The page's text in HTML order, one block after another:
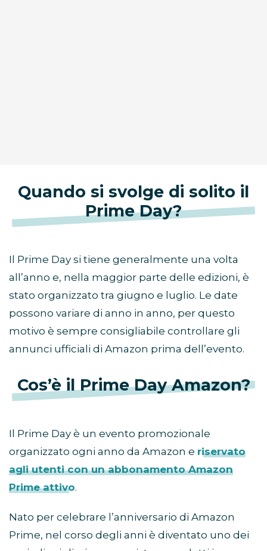
Quando si svolge di solito il
Prime Day?
Il Prime Day si tiene generalmente una volta
all’anno e, nella maggior parte delle edizioni, è
stato organizzato tra giugno e luglio. Le date
possono variare di anno in anno, per questo
motivo è sempre consigliabile controllare gli
annunci ufficiali di Amazon prima dell’evento.
Cos’è il Prime Day Amazon?
Il Prime Day è un evento promozionale
organizzato ogni anno da Amazon e riservato
agli utenti con un abbonamento Amazon
Prime attivo.
Nato per celebrare l’anniversario di Amazon
Prime, nel corso degli anni è diventato uno dei